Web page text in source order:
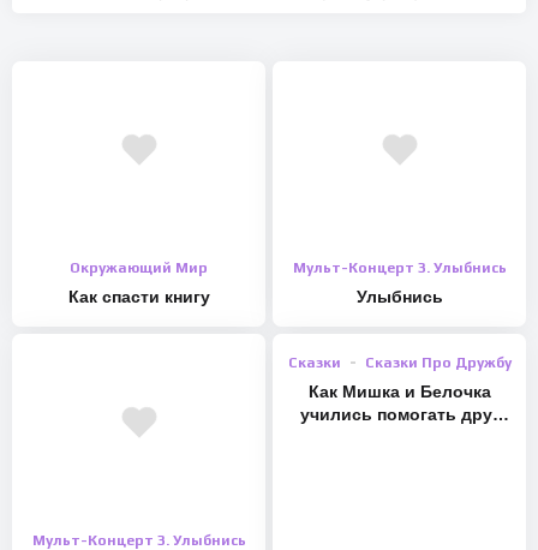
Окружающий Мир
Как спасти книгу
Мульт-Концерт 3. Улыбнись
Улыбнись
Мульт-Концерт 3. Улыбнись
Сказки Сказки Про Дружбу
Как Мишка и Белочка
учились помогать друг